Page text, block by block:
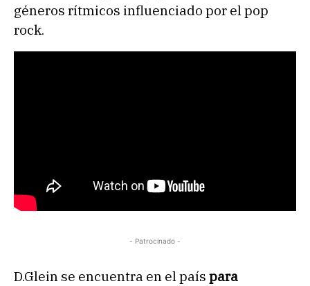
géneros rítmicos influenciado por el pop
rock.
- Patrocinado -
D.Glein se encuentra en el país para